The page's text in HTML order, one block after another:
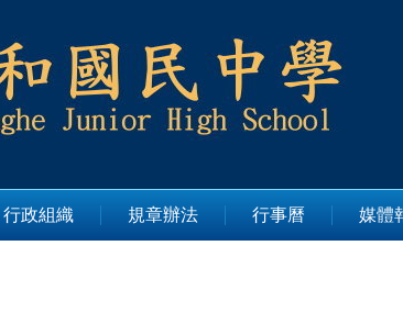
行政組織 規章辦法 行事曆 媒體